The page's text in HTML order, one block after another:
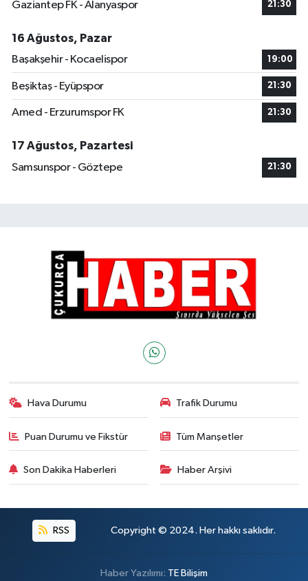
Gaziantep FK - Alanyaspor 21:30
16 Ağustos, Pazar
Başakşehir - Kocaelispor
19:00
Beşiktaş - Eyüpspor 21:30
Amed - Erzurumspor FK 21:30
17 Ağustos, Pazartesi
Samsunspor - Göztepe
21:30
Hava Durumu Trafik Durumu
Puan Durumu ve Fikstür Tüm Manşetler
Son Dakika Haberleri Haber Arşivi
RSS Copyright © 2024. Her hakkı saklıdır.
Haber Yazılımı: TE Bilişim